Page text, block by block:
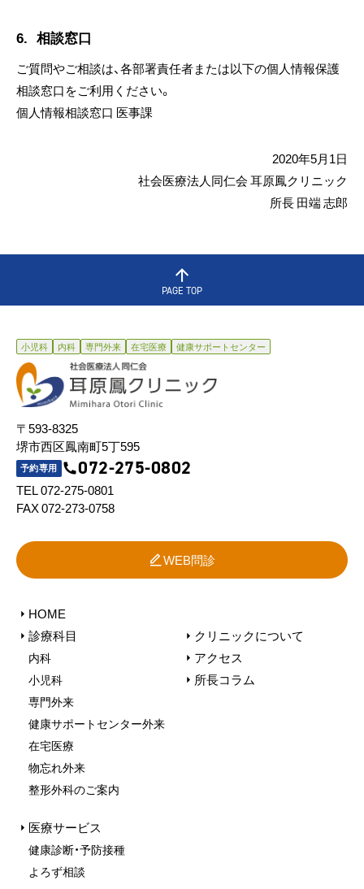
6. 相談窓口
ご質問やご相談は、各部署責任者または以下の個人情報保護
相談窓口をご利用ください。
個人情報相談窓口 医事課
2020年5月1日
社会医療法人同仁会 耳原鳳クリニック
所長 田端 志郎
PAGE TOP
小児科 内科 専門外来 在宅医療 健康サポートセンター
〒593-8325
堺市西区鳳南町5丁595
予約専用 072-275-0802
TEL 072-275-0801
FAX 072-273-0758
WEB問診
HOME
診療科目
内科
小児科
専門外来
健康サポートセンター外来
在宅医療
物忘れ外来
整形外科のご案内
医療サービス
健康診断・予防接種
よろず相談
クリニックについて
アクセス
所長コラム